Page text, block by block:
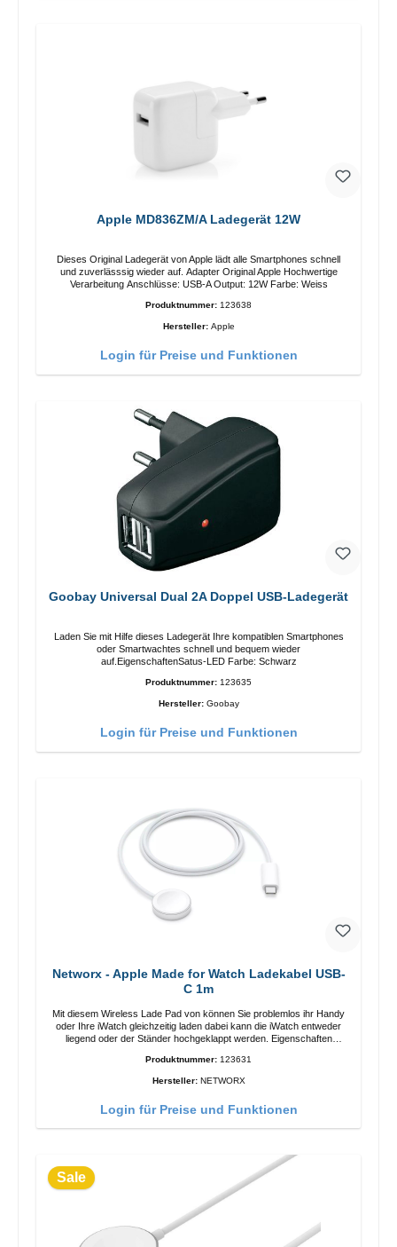
Apple MD836ZM/A Ladegerät 12W
Dieses Original Ladegerät von Apple lädt alle Smartphones schnell
und zuverlässsig wieder auf. Adapter Original Apple Hochwertige
Verarbeitung Anschlüsse: USB-A Output: 12W Farbe: Weiss
Produktnummer: 123638
Hersteller: Apple
Login für Preise und Funktionen
Goobay Universal Dual 2A Doppel USB-Ladegerät
Laden Sie mit Hilfe dieses Ladegerät Ihre kompatiblen Smartphones
oder Smartwachtes schnell und bequem wieder
auf.EigenschaftenSatus-LED Farbe: Schwarz
Produktnummer: 123635
Hersteller: Goobay
Login für Preise und Funktionen
Networx - Apple Made for Watch Ladekabel USB-
C 1m
Mit diesem Wireless Lade Pad von können Sie problemlos ihr Handy
oder Ihre iWatch gleichzeitig laden dabei kann die iWatch entweder
liegend oder der Ständer hochgeklappt werden. Eigenschaften
Produktnummer: 123631
Hersteller: NETWORX
Login für Preise und Funktionen
Sale